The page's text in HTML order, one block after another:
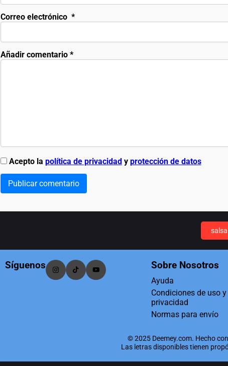
Correo electrónico *
Añadir comentario*
Acepto la política de privacidady protección de datos
Publicar comentario
salsa
Síguenos Sobre Nosotros
Ayuda
Condiciones de uso
privacidad
Normas para envío
© 2025 Deemey.com. Hecho
Las letras disponibles tienen